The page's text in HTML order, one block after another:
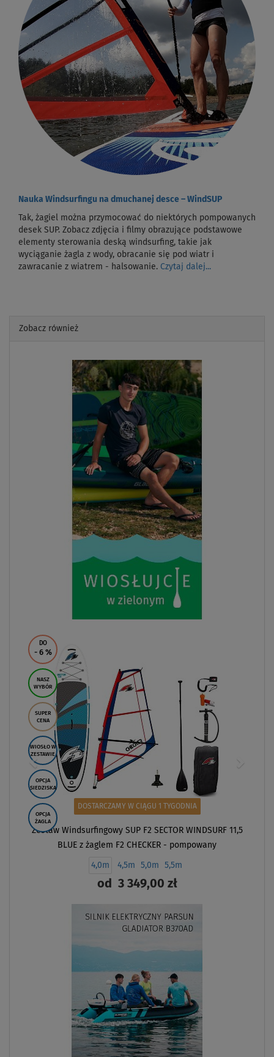
Nauka Windsurfingu na dmuchanej desce – WindSUP
Tak, żagiel można przymocować do niektórych pompowanych
desek SUP. Zobacz zdjęcia i filmy obrazujące podstawowe
elementy sterowania deską windsurfing, takie jak
wyciąganie żagla z wody, obracanie się pod wiatr i
zawracanie z wiatrem - halsowanie. Czytaj dalej...
Zobacz również
DO
- 6 %
NASZ
WYBÓR
SUPER
CENA
WIOSŁO W
ZESTAWIE
OPCJA
SIEDZISKA
OPCJA
ŻAGLA
DOSTARCZAMY W CIĄGU 1 TYGODNIA
Zestaw Windsurfingowy SUP F2 SECTOR WINDSURF 11,5
BLUE z żaglem F2 CHECKER - pompowany
paddleboard, WindSUP
4,0m 4,5m 5,0m 5,5m
od 3 349,00 zł
ZOBACZ
Previous